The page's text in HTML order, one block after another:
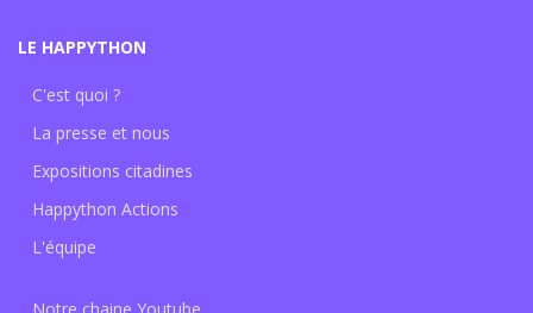
LE HAPPYTHON
C'est quoi ?
La presse et nous
Expositions citadines
Happython Actions
L'équipe